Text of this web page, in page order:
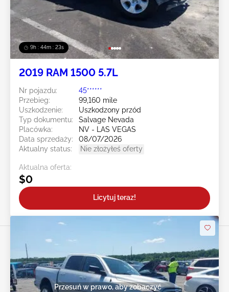
9h : 44m : 20s
2019 RAM 1500 5.7L
Nr pojazdu:
45******
Przebieg:
99,160 mile
Uszkodzenie:
Uszkodzony przód
Typ dokumentu:
Salvage Nevada
Placówka:
NV - LAS VEGAS
Data sprzedaży:
08/07/2026
Aktualny status:
Nie złożyłeś oferty
Aktualna oferta:
$0
Licytuj teraz!
Przesuń w prawo, aby zobaczyć